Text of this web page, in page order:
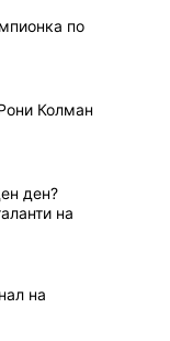
по
Колман
ден?
на
на